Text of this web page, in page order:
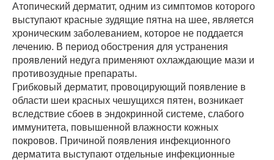
Атопический дерматит, одним из симптомов которого
выступают красные зудящие пятна на шее, является
хроническим заболеванием, которое не поддается
лечению. В период обострения для устранения
проявлений недуга применяют охлаждающие мази и
противозудные препараты.
Грибковый дерматит, провоцирующий появление в
области шеи красных чешущихся пятен, возникает
вследствие сбоев в эндокринной системе, слабого
иммунитета, повышенной влажности кожных
покровов. Причиной появления инфекционного
дерматита выступают отдельные инфекционные